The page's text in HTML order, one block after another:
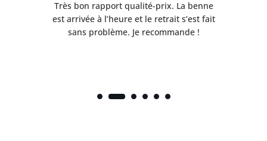
Très bon rapport qualité-prix. La benne
est arrivée à l’heure et le retrait s’est fait
sans problème. Je recommande !